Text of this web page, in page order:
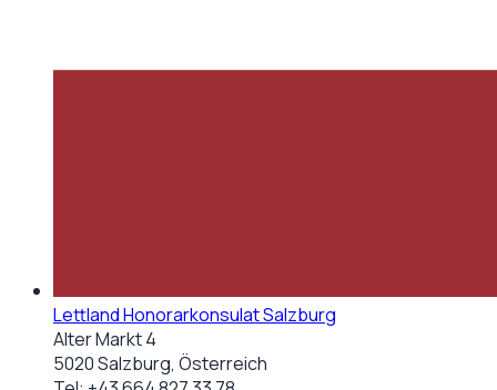
Lettland Honorarkonsulat Salzburg
Alter Markt 4
5020 Salzburg, Österreich